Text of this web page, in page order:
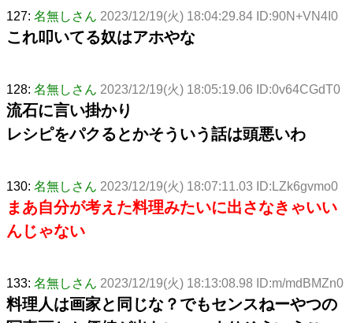
127: 名無しさん 2023/12/19(火) 18:04:29.84 ID:90N+VN4I0
これ叩いてる奴はアホやな
128: 名無しさん 2023/12/19(火) 18:05:19.06 ID:0v64CGdT0
流石に言い掛かり
レシピをパクるとかそういう話は頭悪いわ
130: 名無しさん 2023/12/19(火) 18:07:11.03 ID:LZk6gvmo0
まあ自分が考えた料理みたいに出さなきゃいい
んじゃない
133: 名無しさん 2023/12/19(火) 18:13:08.98 ID:m/mdBMZn0
料理人は画家と同じな？でもセンスねーやつの